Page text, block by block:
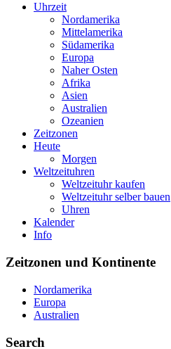
Uhrzeit
Nordamerika
Mittelamerika
Südamerika
Europa
Naher Osten
Afrika
Asien
Australien
Ozeanien
Zeitzonen
Heute
Morgen
Weltzeituhren
Weltzeituhr kaufen
Weltzeituhr selber bauen
Uhren
Kalender
Info
Zeitzonen und Kontinente
Nordamerika
Europa
Australien
Search